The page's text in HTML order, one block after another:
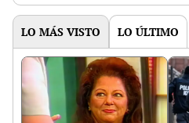
ante el ICE
LO MÁS VISTO LO ÚLTIMO